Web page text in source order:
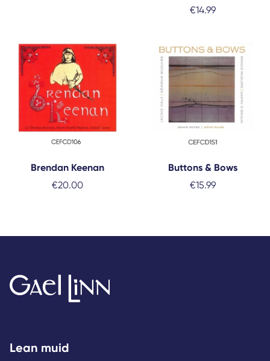
€14.99
Brendan Keenan
€20.00
Buttons & Bows
€15.99
Lean muid